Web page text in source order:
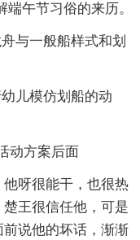
午节习俗的来历。
与一般船样式和划
儿模仿划船的动
动方案后面
呀很能干，也很热
王很信任他，可是
说他的坏话，渐渐